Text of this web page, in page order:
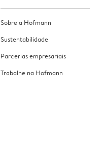
Sobre a Hofmann
Sustentabilidade
Parcerias empresariais
Trabalhe na Hofmann